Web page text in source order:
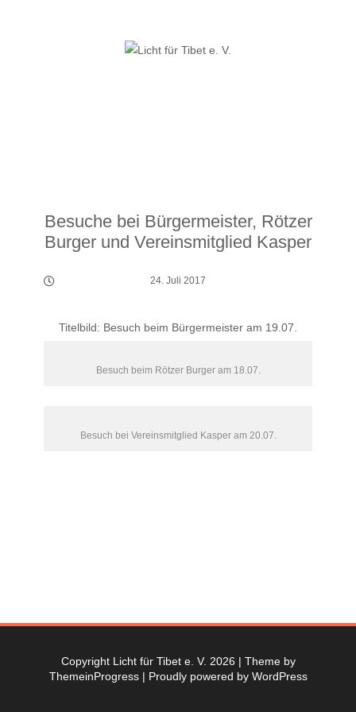
Besuche bei Bürgermeister, Rötzer
Burger und Vereinsmitglied Kasper
24. Juli 2017
Titelbild: Besuch beim Bürgermeister am 19.07.
Besuch beim Rötzer Burger am 18.07.
Besuch bei Vereinsmitglied Kasper am 20.07.
Copyright Licht für Tibet e. V. 2026 | Theme by
ThemeinProgress | Proudly powered by WordPress